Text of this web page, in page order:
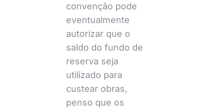
convenção pode
eventualmente
autorizar que o
saldo do fundo de
reserva seja
utilizado para
custear obras,
penso que os